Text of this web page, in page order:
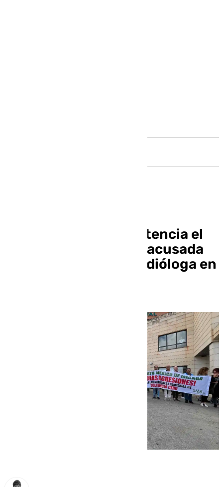
Queda visto para sentencia el
juicio a una paciente acusada
de amenazar a una radióloga en